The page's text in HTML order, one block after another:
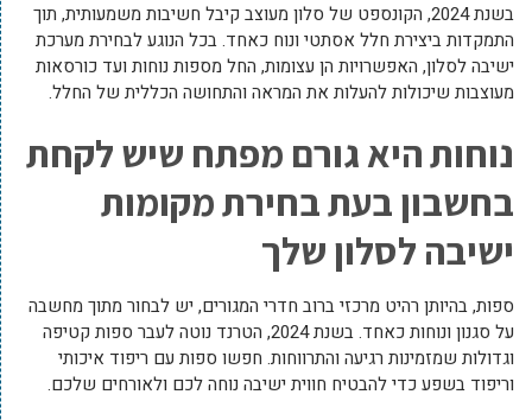
בשנת 2024, הקונספט של סלון מעוצב קיבל חשיבות משמעותית, תוך
התמקדות ביצירת חלל אסתטי ונוח כאחד. בכל הנוגע לבחירת מערכת
ישיבה לסלון, האפשרויות הן עצומות, החל מספות נוחות ועד כורסאות
מעוצבות שיכולות להעלות את המראה והתחושה הכללית של החלל.
נוחות היא גורם מפתח שיש לקחת
בחשבון בעת ​​בחירת מקומות
ישיבה לסלון שלך
ספות, בהיותן רהיט מרכזי ברוב חדרי המגורים, יש לבחור מתוך מחשבה
על סגנון ונוחות כאחד. בשנת 2024, הטרנד נוטה לעבר ספות קטיפה
וגדולות שמזמינות רגיעה והתרווחות. חפשו ספות עם ריפוד איכותי
וריפוד בשפע כדי להבטיח חווית ישיבה נוחה לכם ולאורחים שלכם.